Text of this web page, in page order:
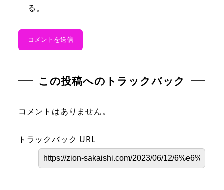
る。
この投稿へのトラックバック
コメントはありません。
トラックバック URL